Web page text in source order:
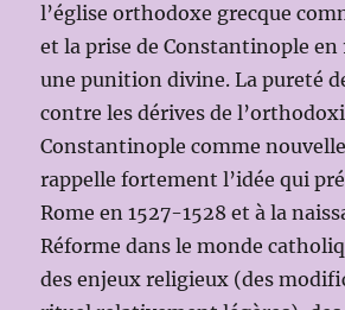
l’église orthodoxe grecque
et la prise de Constantinople en
une punition divine. La pureté
contre les dérives de
Constantinople comme
rappelle fortement l’idée qui
Rome en 1527-1528 et à la
Réforme dans le monde
des enjeux religieux (des